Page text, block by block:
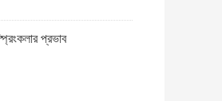
প্রভাব